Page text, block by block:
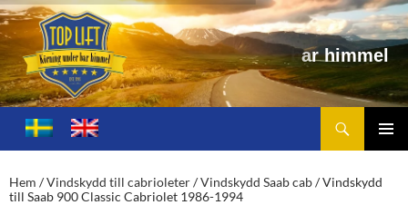
e
Toplift.se – för körning under bar himmel
HOPPA
TILL
Hem /Vindskydd till cabrioleter/Vindskydd Saab cab/ Vindskydd
till Saab 900 Classic Cabriolet 1986-1994